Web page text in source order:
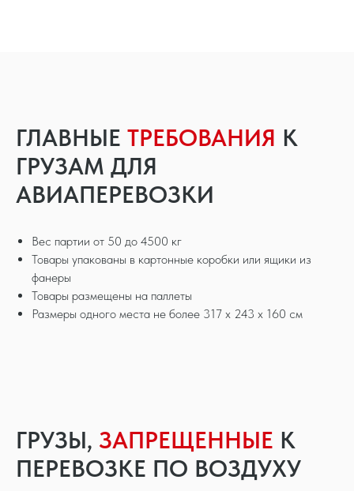
ГЛАВНЫЕ ТРЕБОВАНИЯ К
ГРУЗАМ ДЛЯ
АВИАПЕРЕВОЗКИ
Вес партии от 50 до 4500 кг
Товары упакованы в картонные коробки или ящики из
фанеры
Товары размещены на паллеты
Размеры одного места не более 317 x 243 x 160 см
ГРУЗЫ, ЗАПРЕЩЕННЫЕ К
ПЕРЕВОЗКЕ ПО ВОЗДУХУ